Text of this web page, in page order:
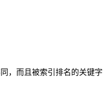
，而且被索引排名的关键字